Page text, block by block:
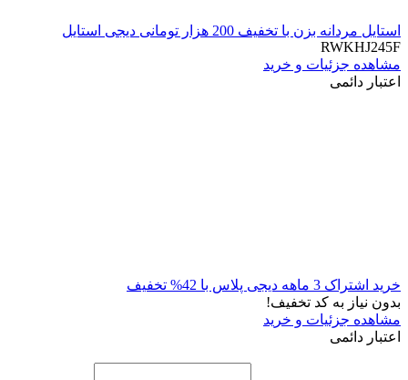
استایل مردانه بزن با تخفیف 200 هزار تومانی دیجی استایل
RWKHJ245F
مشاهده جزئیات و خرید
اعتبار دائمی
خرید اشتراک 3 ماهه دیجی پلاس با 42% تخفیف
بدون نیاز به کد تخفیف!
مشاهده جزئیات و خرید
اعتبار دائمی